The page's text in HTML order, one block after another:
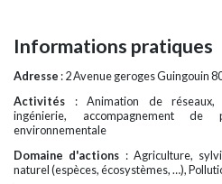
Informations pratiques
Adresse : 2 Avenue geroges Guingouin
Activités : Animation de réseaux,
ingénierie, accompagnement
environnementale
Domaine d'actions : Agriculture,
naturel (espèces, écosystèmes, …),